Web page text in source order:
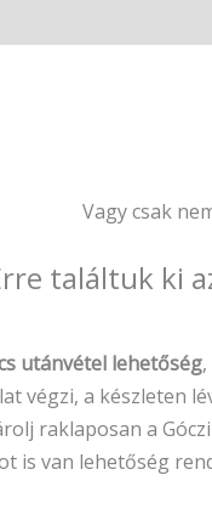
Vagy csak
találtuk ki
utánvétel lehetőség
végzi, a készleten
raklaposan a
is van lehetőség